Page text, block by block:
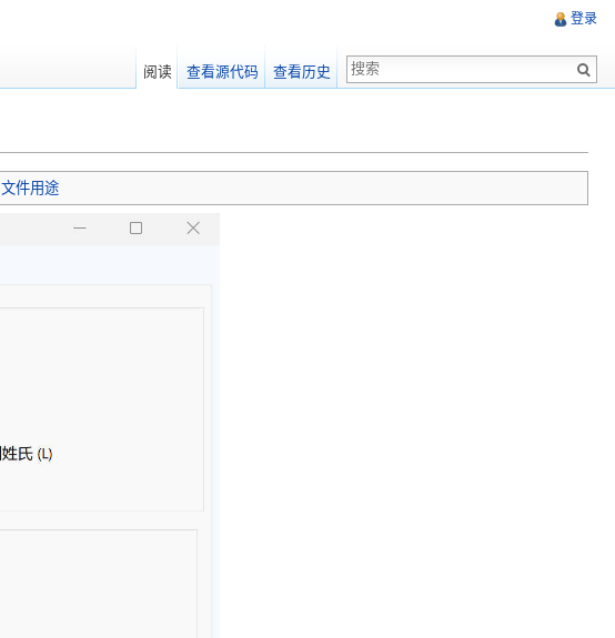
文件用途
登录
阅读 查看源代码 查看历史